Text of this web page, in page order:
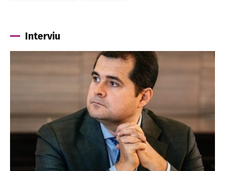
Interviu